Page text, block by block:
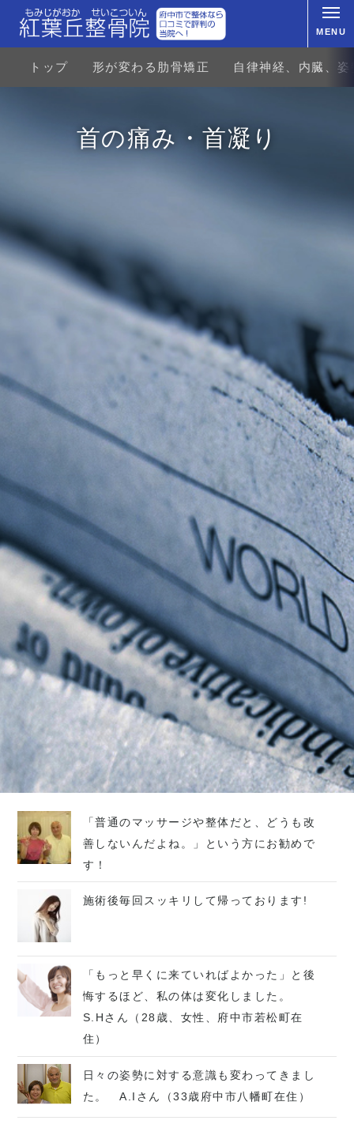
MENU
トップ 形が変わる肋骨矯正 自律神経、内臓、
首の痛み・首凝り
「普通のマッサージや整体だと、どうも改
善しないんだよね。」という方にお勧めで
す！
施術後毎回スッキリして帰っております!
「もっと早くに来ていればよかった」と後
悔するほど、私の体は変化しました。
S.Hさん（28歳、女性、府中市若松町在
住）
日々の姿勢に対する意識も変わってきまし
た。 A.Iさん（33歳府中市八幡町在住）